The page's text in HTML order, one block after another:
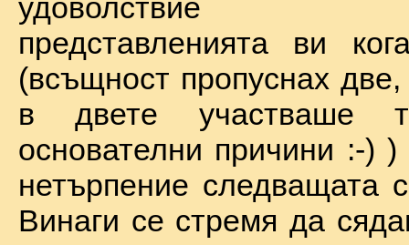
удоволствие
представленията ви
(всъщност пропуснах
в двете участваше
основателни причини :-)
нетърпение следващата
Винаги се стремя да